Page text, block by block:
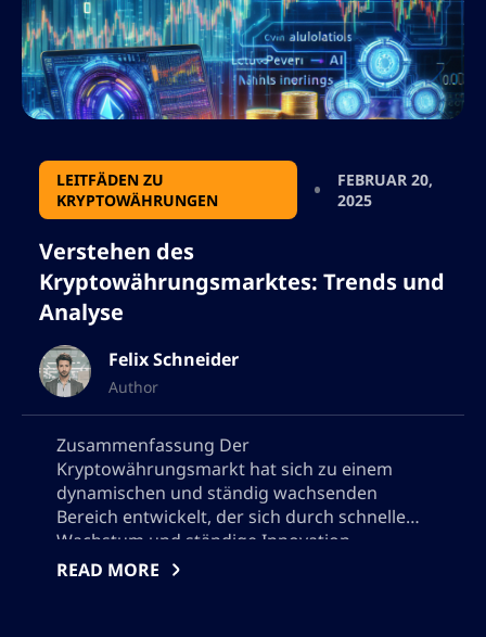
LEITFÄDEN ZU
KRYPTOWÄHRUNGEN
FEBRUAR 20,
2025
Verstehen des
Kryptowährungsmarktes: Trends und
Analyse
Felix Schneider
Author
Zusammenfassung Der
Kryptowährungsmarkt hat sich zu einem
dynamischen und ständig wachsenden
Bereich entwickelt, der sich durch schnelles
Wachstum und ständige Innovation
auszeichnet. Diese Zusammenfassung fasst
READ MORE